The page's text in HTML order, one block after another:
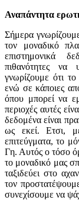
Αναπάντητα
Σήμερα
τον μοναδικό
επιστημονικά
πιθανότητες
γνωρίζουμε ότι
ενώ σε κάποιες
όπου μπορεί να
περιοχές αυτές
δεδομένα είναι
ως εκεί. Ετσι,
επιτεύγματα, το
Γη. Αυτός ο τόσο
το μοναδικό μας
ταξιδεύει στο
τον
συνεχίσουμε να